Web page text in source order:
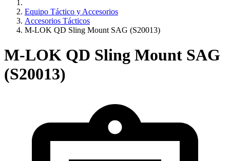
Equipo Táctico y Accesorios
Accesorios Tácticos
M-LOK QD Sling Mount SAG (S20013)
M-LOK QD Sling Mount SAG
(S20013)